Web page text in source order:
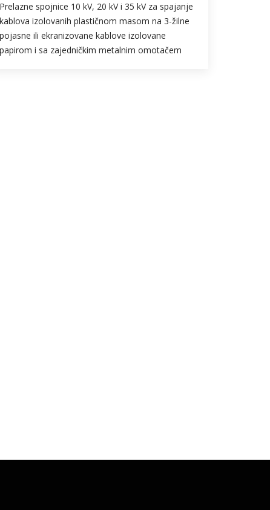
Prelazne spojnice 10 kV, 20 kV i 35 kV za spajanje
kablova izolovanih plastičnom masom na 3-žilne
pojasne ili ekranizovane kablove izolovane
papirom i sa zajedničkim metalnim omotačem